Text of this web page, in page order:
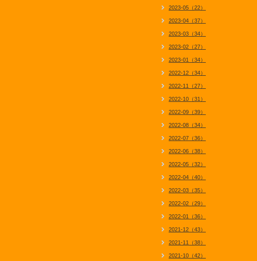
2023-05（22）
2023-04（37）
2023-03（34）
2023-02（27）
2023-01（34）
2022-12（34）
2022-11（27）
2022-10（31）
2022-09（39）
2022-08（34）
2022-07（36）
2022-06（38）
2022-05（32）
2022-04（40）
2022-03（35）
2022-02（29）
2022-01（36）
2021-12（43）
2021-11（38）
2021-10（42）